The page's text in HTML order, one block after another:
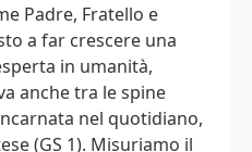
Padre, Fratello e
a far crescere una
in umanità,
anche tra le spine
nel quotidiano,
(GS 1). Misuriamo il